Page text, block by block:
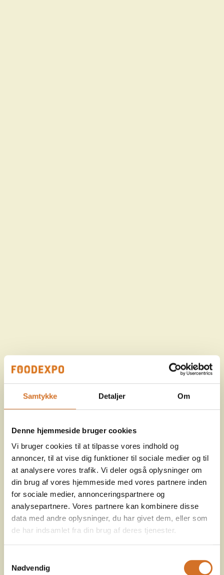
Samtykke Detaljer Om
Denne hjemmeside bruger cookies
Vi bruger cookies til at tilpasse vores indhold og
annoncer, til at vise dig funktioner til sociale medier og til
at analysere vores trafik. Vi deler også oplysninger om
din brug af vores hjemmeside med vores partnere inden
for sociale medier, annonceringspartnere og
analysepartnere. Vores partnere kan kombinere disse
data med andre oplysninger, du har givet dem, eller som
de har indsamlet fra din brug af deres tjenester.
Nødvendig